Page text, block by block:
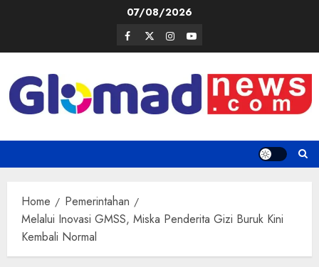
07/08/2026
Facebook
TwitterInstagram
Youtube
Home
Pemerintahan
Melalui Inovasi GMSS, Miska Penderita Gizi Buruk Kini
Kembali Normal